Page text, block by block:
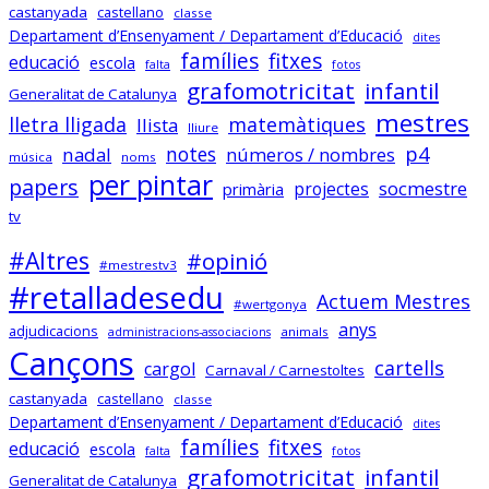
Sóc.mestre
@socmestre.bsky.social⋅2y
socmestre.cat/recursos/map...
Mapa de places pel curs 2024-
25 (útil pel concurs de
trasllats) .Especialitats
incloses:
@opendatacat
Dades creuades per José Luís
Infante de @llefia i amb l'ajuda
de tot @OSMcatala
socmestre.cat
Mapa de centres públics
primària i secundària –
Sóc.Mestre
castanyada castellano classe
Departament d’Ensenyament / Departament d’Educació dites
educació escola falta famílies fitxes fotos
Generalitat de Catalunya grafomotricitat infantil
lletra lligada llista lliure matemàtiques mestres
música nadal noms notes números / nombres p4
papers per pintar primària projectes socmestre
tv
#Altres #mestrestv3 #opinió
#retalladesedu #wertgonya Actuem Mestres
adjudicacions administracions-associacions animals anys
Cançons cargol Carnaval / Carnestoltes cartells
castanyada castellano classe
Departament d’Ensenyament / Departament d’Educació dites
educació escola falta famílies fitxes fotos
Generalitat de Catalunya grafomotricitat infantil